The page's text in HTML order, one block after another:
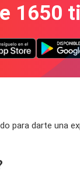
1650
para darte una